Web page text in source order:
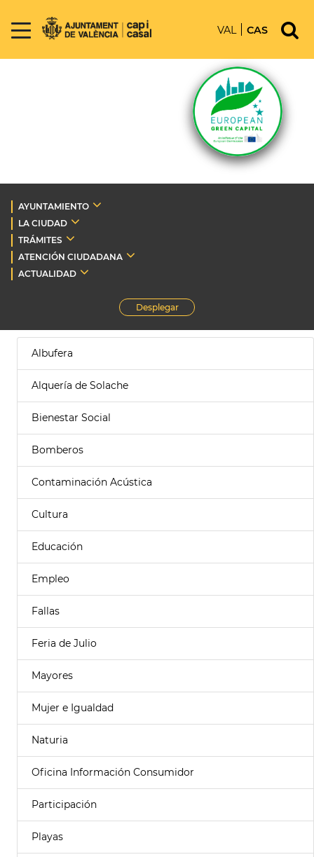
VAL CAS
AYUNTAMIENTO
LA CIUDAD
TRÁMITES
ATENCIÓN CIUDADANA
ACTUALIDAD
Desplegar
Albufera
Alquería de Solache
Bienestar Social
Bomberos
Contaminación Acústica
Cultura
Educación
Empleo
Fallas
Feria de Julio
Mayores
Mujer e Igualdad
Naturia
Oficina Información Consumidor
Participación
Playas